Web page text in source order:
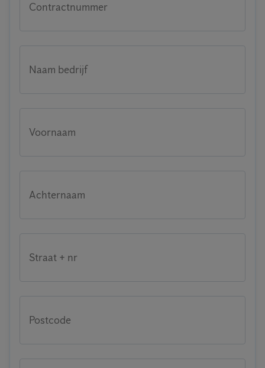
Contractnummer
Naam bedrijf
Voornaam
Achternaam
Straat + nr
Postcode